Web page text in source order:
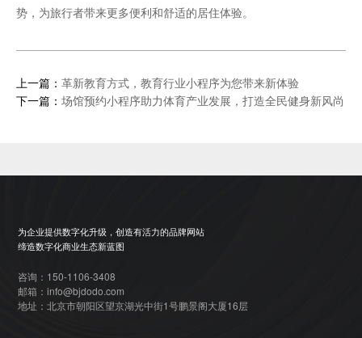
势，为旅行者带来更多便利和舒适的居住体验。
上一篇： 革新教育方式，教育行业小程序为您带来新体验
下一篇： 场馆预约小程序助力体育产业发展，打造全民健身新风尚
为企业提供数字化升级，创造有活力的品牌网站
缔造数字化商业生态新蓝图
咨询：150-1106-3408
邮箱：info@bjdodo.com
地址：北京市朝阳区望京湖光中街1号鹏景阁大厦16层